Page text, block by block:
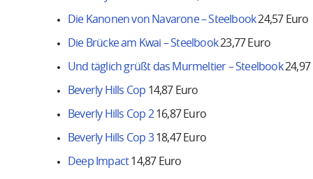
Die Kanonen von Navarone – Steelbook24,57 Euro
Die Brücke am Kwai – Steelbook23,77 Euro
Und täglich grüßt das Murmeltier – Steelbook24,97
Beverly Hills Cop 14,87 Euro
Beverly Hills Cop 216,87 Euro
Beverly Hills Cop 318,47 Euro
Deep Impact14,87 Euro